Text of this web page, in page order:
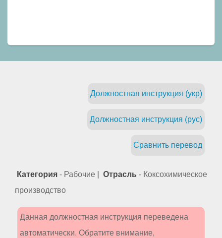
Должностная инструкция (укр)
Должностная инструкция (рус)
Сравнить перевод
Категория - Рабочие | Отрасль - Коксохимическое
производство
Данная должностная инструкция переведена
автоматически. Обратите внимание,